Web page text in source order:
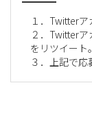
１．Twitter
２．Twitter
をリツイート。
３．上記で応